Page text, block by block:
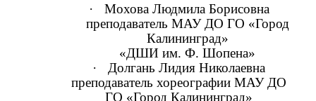
·
Мохова Людмила Борисовна
преподаватель МАУ ДО ГО «Город
Калининград»
«ДШИ им. Ф. Шопена»
·
Долгань Лидия Николаевна
преподаватель хореографии МАУ ДО
ГО «Город Калининград»